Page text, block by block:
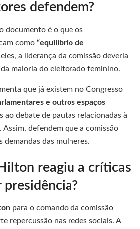
defendem?
documento é o que os
como “equilíbrio de
eles, a liderança da comissão deveria
maioria do eleitorado feminino.
que já existem no Congresso
e outros espaços
ao debate de pautas relacionadas à
Assim, defendem que a comissão
demandas das mulheres.
reagiu a críticas
presidência?
para o comando da comissão
repercussão nas redes sociais. A